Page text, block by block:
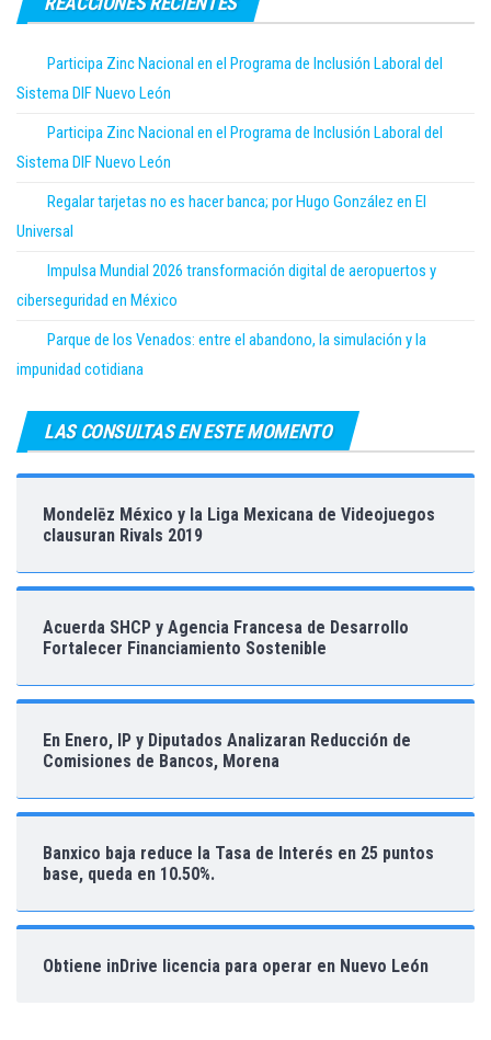
Participa Zinc Nacional en el Programa de Inclusión Laboral del
Sistema DIF Nuevo León
Participa Zinc Nacional en el Programa de Inclusión Laboral del
Sistema DIF Nuevo León
Regalar tarjetas no es hacer banca; por Hugo González en El
Universal
Impulsa Mundial 2026 transformación digital de aeropuertos y
ciberseguridad en México
Parque de los Venados: entre el abandono, la simulación y la
impunidad cotidiana
LAS CONSULTAS EN ESTE MOMENTO
Mondelēz México y la Liga Mexicana de Videojuegos
clausuran Rivals 2019
Acuerda SHCP y Agencia Francesa de Desarrollo
Fortalecer Financiamiento Sostenible
En Enero, IP y Diputados Analizaran Reducción de
Comisiones de Bancos, Morena
Banxico baja reduce la Tasa de Interés en 25 puntos
base, queda en 10.50%.
Obtiene inDrive licencia para operar en Nuevo León